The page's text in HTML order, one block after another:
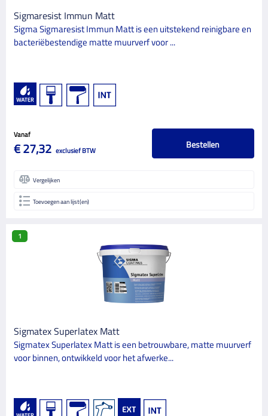
Sigmaresist Immun Matt
Sigma Sigmaresist Immun Matt is een uitstekend reinigbare en
bacteriëbestendige matte muurverf voor ...
Vanaf
€ 27,32 exclusief BTW Bestellen
Vergelijken
Toevoegen aan lijst(en)
1
Sigmatex Superlatex Matt
Sigmatex Superlatex Matt is een betrouwbare, matte muurverf
voor binnen, ontwikkeld voor het afwerke...